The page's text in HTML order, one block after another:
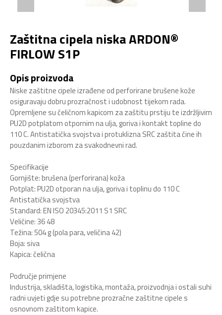
Zaštitna cipela niska ARDON®
FIRLOW S1P
Opis proizvoda
Niske zaštitne cipele izrađene od perforirane brušene kože
osiguravaju dobru prozračnost i udobnost tijekom rada.
Opremljene su čeličnom kapicom za zaštitu prstiju te izdržljivim
PU2D potplatom otpornim na ulja, goriva i kontakt topline do
110 C. Antistatička svojstva i protuklizna SRC zaštita čine ih
pouzdanim izborom za svakodnevni rad.
Specifikacije
Gornjište: brušena (perforirana) koža
Potplat: PU2D otporan na ulja, goriva i toplinu do 110 C
Antistatička svojstva
Standard: EN ISO 20345:2011 S1 SRC
Veličine: 36 48
Težina: 504 g (pola para, veličina 42)
Boja: siva
Kapica: čelična
Područje primjene
Industrija, skladišta, logistika, montaža, proizvodnja i ostali suhi
radni uvjeti gdje su potrebne prozračne zaštitne cipele s
osnovnom zaštitom kapice.